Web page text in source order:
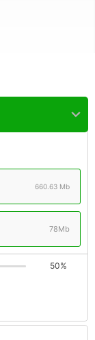
660.63 Mb
78Mb
50%